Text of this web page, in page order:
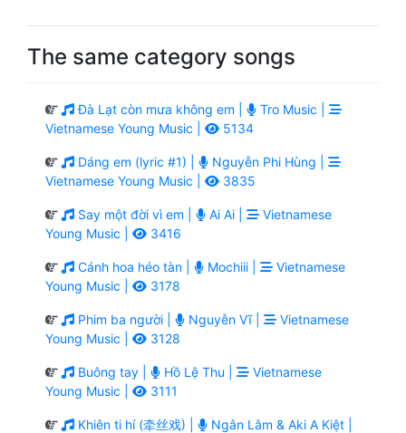
The same category songs
Đà Lạt còn mưa không em |
Tro Music |
Vietnamese Young Music |
5134
Dáng em (lyric #1) |
Nguyễn Phi Hùng |
Vietnamese Young Music |
3835
Say một đời vì em | Ai Ai |
Vietnamese
Young Music |
3416
Cánh hoa héo tàn | Mochiii |
Vietnamese
Young Music |
3178
Phim ba người | Nguyễn Vĩ |
Vietnamese
Young Music |
3128
Buông tay | Hồ Lệ Thu |
Vietnamese
Young Music |
3111
Khiên ti hí (牵丝戏) |
Ngân Lâm & Aki A Kiệt |